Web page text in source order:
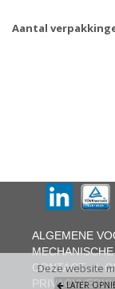
Aantal
Deze website
LATER
ALGEMENE
CONTACT/